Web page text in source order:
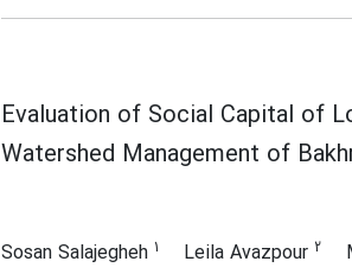
Evaluation of Social Capital of
Watershed Management of
Sosan Salajegheh 1 Leila Avazpour 2